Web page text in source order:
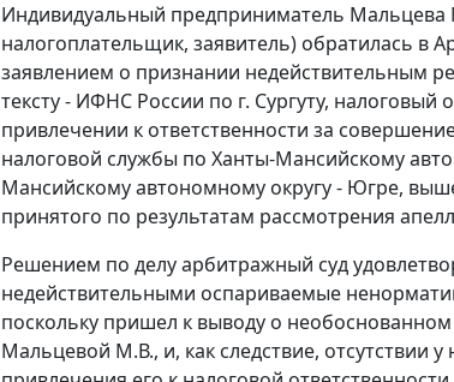
Индивидуальный предприниматель Мальцева
налогоплательщик, заявитель) обратилась в
заявлением о признании недействительным
тексту - ИФНС России по г. Сургуту,
привлечении к ответственности за
налоговой службы по Ханты-Мансийскому
Мансийскому автономному округу - Югре,
принятого по результатам рассмотрения
Решением по делу арбитражный суд
недействительными оспариваемые
поскольку пришел к выводу о
Мальцевой М.В., и, как следствие, отсутствии